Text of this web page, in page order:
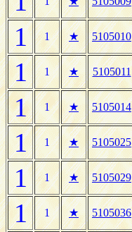
1 1 ★ 5105010
1 1 ★ 5105011
1 1 ★ 5105014
1 1 ★ 5105025
1 1 ★ 5105029
1 1 ★ 5105036